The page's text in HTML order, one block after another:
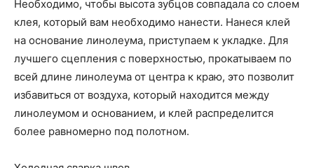
Необходимо, чтобы высота зубцов совпадала со слоем
клея, который вам необходимо нанести. Нанеся клей
на основание линолеума, приступаем к укладке. Для
лучшего сцепления с поверхностью, прокатываем по
всей длине линолеума от центра к краю, это позволит
избавиться от воздуха, который находится между
линолеумом и основанием, и клей распределится
более равномерно под полотном.